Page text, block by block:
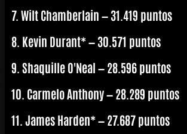
7. Wilt Chamberlain — 31.419 puntos
8. Kevin Durant* — 30.571 puntos
9. Shaquille O'Neal — 28.596 puntos
10. Carmelo Anthony — 28.289 puntos
11. James Harden* — 27.687 puntos